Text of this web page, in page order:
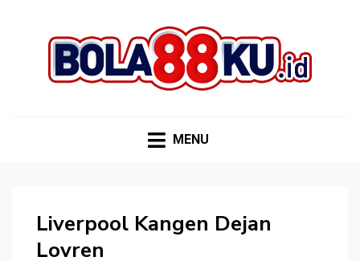
MENU
Liverpool Kangen Dejan
Lovren